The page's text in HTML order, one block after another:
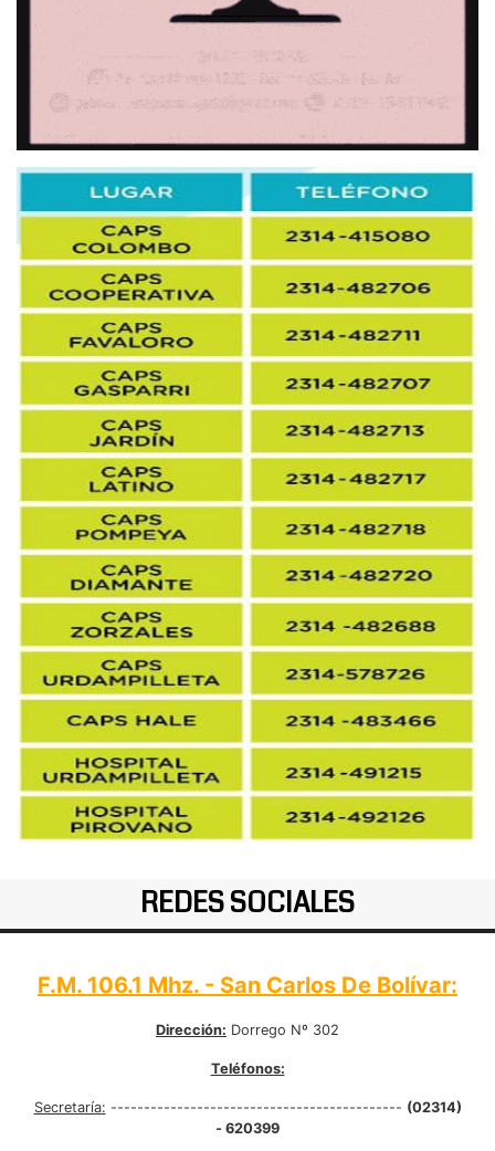
REDES SOCIALES
F.M. 106.1 Mhz. - San Carlos De Bolívar:
Dirección: Dorrego Nº 302
Teléfonos:
Secretaría: -------------------------------------------- (02314)
- 620399